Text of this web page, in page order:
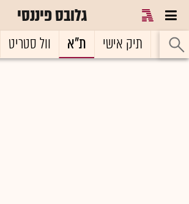
גלובס פיננסי
ראשי תיק אישי ת"א וול סטריט